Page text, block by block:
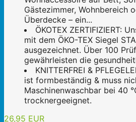
Gästezimmer, Wohnbereich
Überdecke – ein...
ÖKOTEX ZERTIFIZIERT:
mit dem ÖKO-TEX Siegel
ausgezeichnet. Über 100
gewährleisten die
KNITTERFREI &
ist formbeständig & muss
Maschinenwaschbar bei 40
trocknergeeignet.
26,95 EUR